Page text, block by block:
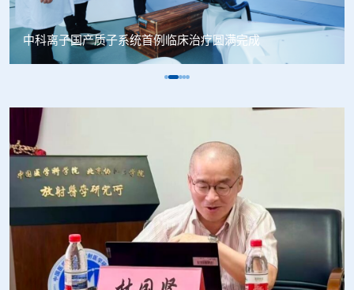
韩国忠清北道上半年农水产品放射性检测结果达标